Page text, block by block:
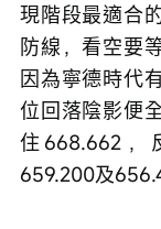
現階段最適合
防線，看空要
因為寧德時代
位回落陰影便
住668.662，
659.200及